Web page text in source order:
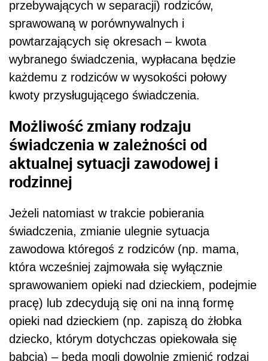
przebywających w separacji) rodziców,
sprawowaną w porównywalnych i
powtarzających się okresach – kwota
wybranego świadczenia, wypłacana będzie
każdemu z rodziców w wysokości połowy
kwoty przysługującego świadczenia.
Możliwość zmiany rodzaju
świadczenia w zależności od
aktualnej sytuacji zawodowej i
rodzinnej
Jeżeli natomiast w trakcie pobierania
świadczenia, zmianie ulegnie sytuacja
zawodowa któregoś z rodziców (np. mama,
która wcześniej zajmowała się wyłącznie
sprawowaniem opieki nad dzieckiem, podejmie
pracę) lub zdecydują się oni na inną formę
opieki nad dzieckiem (np. zapiszą do żłobka
dziecko, którym dotychczas opiekowała się
babcia) – będą mogli dowolnie zmienić rodzaj